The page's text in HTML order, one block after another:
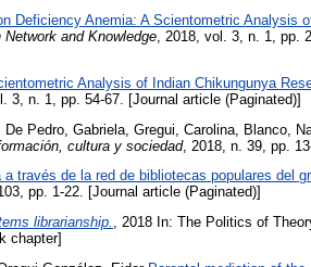
Deficiency Anemia: A Scientometric Analysis
and Knowledge, 2018, vol. 3, n. 1, pp.
Analysis of Indian Chikungunya
3, n. 1, pp. 54-67. [Journal article (Paginated)]
De Pedro, Gabriela Gregui, Carolina Blanco,
cultura y sociedad, 2018, n. 39, pp.
a través de la red de bibliotecas populares del
pp. 1-22. [Journal article (Paginated)]
librarianship. , 2018 In: The Politics of
chapter]